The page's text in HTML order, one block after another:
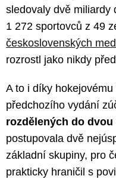
sledovaly dvě miliardy
1 272 sportovců z 49
československých
rozrostl jako nikdy
A to i díky
předchozího vydání
rozdělených do dvou
postupovala dvě
základní skupiny, pro
prakticky hraničil s